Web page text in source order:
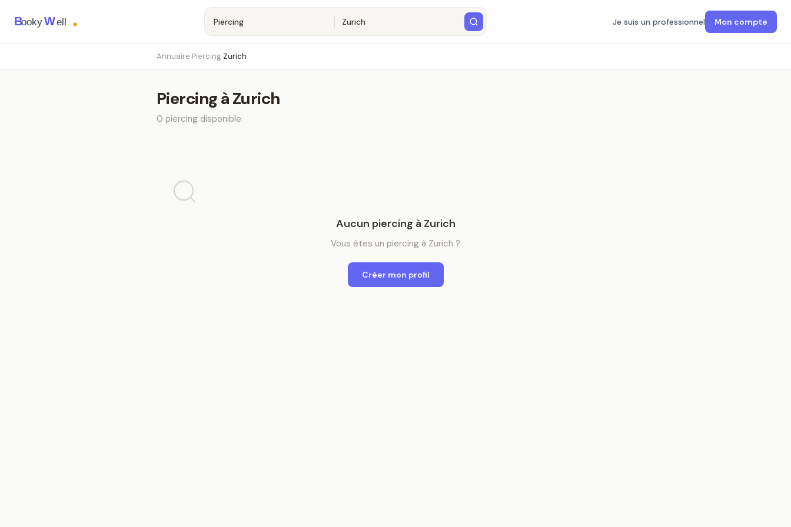
BookyWell Je suis un professionnel Mon compte
Annuaire›Piercing›Zurich
PiercingàZurich
0 piercing disponible
Aucun piercing à Zurich
Vous êtes un piercing à Zurich ?
Créer mon profil